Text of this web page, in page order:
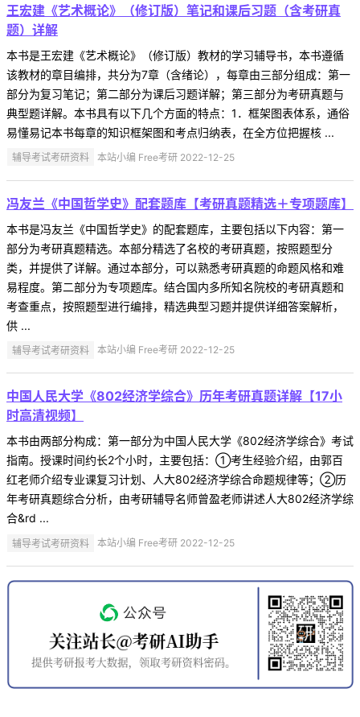
王宏建《艺术概论》（修订版）笔记和课后习题（含考研真
题）详解
本书是王宏建《艺术概论》（修订版）教材的学习辅导书，本书遵循
该教材的章目编排，共分为7章（含绪论），每章由三部分组成：第一
部分为复习笔记；第二部分为课后习题详解；第三部分为考研真题与
典型题详解。本书具有以下几个方面的特点：1．框架图表体系，通俗
易懂易记本书每章的知识框架图和考点归纳表，在全方位把握核 ...
辅导考试考研资料 本站小编 Free考研 2022-12-25
冯友兰《中国哲学史》配套题库【考研真题精选＋专项题库】
本书是冯友兰《中国哲学史》的配套题库，主要包括以下内容：第一
部分为考研真题精选。本部分精选了名校的考研真题，按照题型分
类，并提供了详解。通过本部分，可以熟悉考研真题的命题风格和难
易程度。第二部分为专项题库。结合国内多所知名院校的考研真题和
考查重点，按照题型进行编排，精选典型习题并提供详细答案解析，
供 ...
辅导考试考研资料 本站小编 Free考研 2022-12-25
中国人民大学《802经济学综合》历年考研真题详解【17小
时高清视频】
本书由两部分构成：第一部分为中国人民大学《802经济学综合》考试
指南。授课时间约长2个小时，主要包括：①考生经验介绍，由郭百
红老师介绍专业课复习计划、人大802经济学综合命题规律等；②历
年考研真题综合分析，由考研辅导名师曾盈老师讲述人大802经济学综
合&rd ...
辅导考试考研资料 本站小编 Free考研 2022-12-25